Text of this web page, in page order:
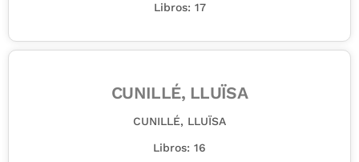
Libros: 17
CUNILLÉ, LLUÏSA
CUNILLÉ, LLUÏSA
Libros: 16